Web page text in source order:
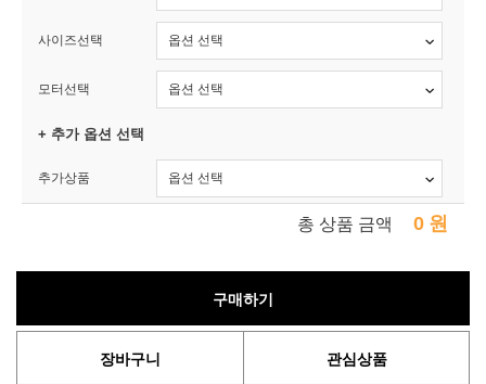
사이즈선택
모터선택
+ 추가 옵션 선택
추가상품
총 상품 금액 0 원
구매하기
장바구니 관심상품